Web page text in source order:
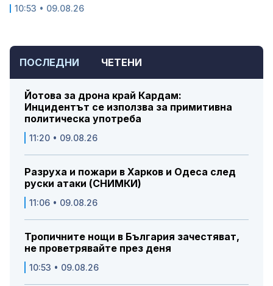
ПОСЛЕДНИ ЧЕТЕНИ
Йотова за дрона край Кардам:
Инцидентът се използва за примитивна
политическа употреба
11:20 • 09.08.26
Разруха и пожари в Харков и Одеса след
руски атаки (СНИМКИ)
11:06 • 09.08.26
Тропичните нощи в България зачестяват,
не проветрявайте през деня
10:53 • 09.08.26
10:53 • 09.08.26